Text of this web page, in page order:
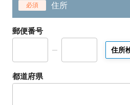
必須 住所
郵便番号
住所
都道府県